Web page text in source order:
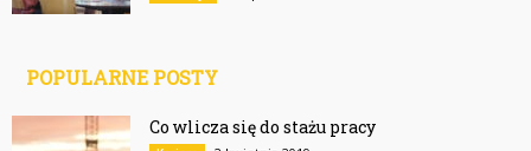
POPULARNE POSTY
Co wlicza się do stażu pracy